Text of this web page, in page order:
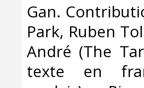
Gan.
Park, Ruben
André (The
texte en